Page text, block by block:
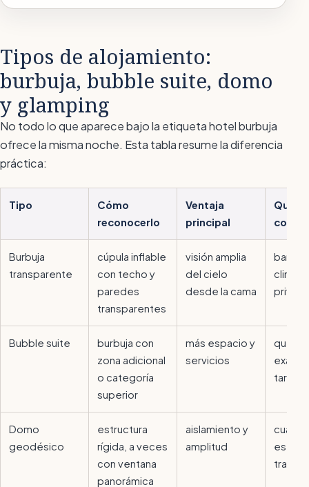
Tipos de alojamiento:
burbuja, bubble suite, domo
y glamping
No todo lo que aparece bajo la etiquetahotel burbuja
ofrece la misma noche. Esta tabla resume la diferencia
práctica:
Tipo
Cómo
reconocerlo
Ventaja
principal
Qué
Burbuja
transparente
cúpula inflable
con techo y
paredes
transparentes
visión amplia
del cielo
desde la cama
baño
Bubble suite
burbuja con
zona adicional
o categoría
superior
más espacio y
servicios
qué
tarifa
Domo
geodésico
estructura
rígida, a veces
con ventana
panorámica
aislamiento y
amplitud
es